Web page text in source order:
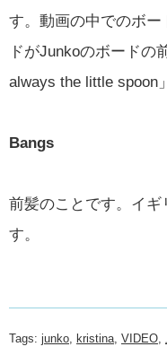
す。動画の中でのボ
ドがJunkoのボードの
always the little spoon
Bangs
前髪のことです。イギ
す。
Tags: junko, kristina, VIDEO,